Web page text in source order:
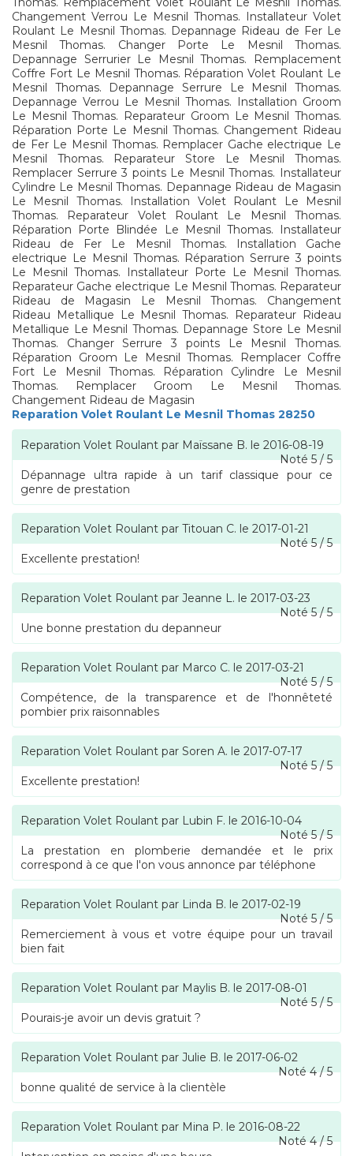
Changement Verrou Le Mesnil Thomas. Installateur Volet
Roulant Le Mesnil Thomas. Depannage Rideau de Fer Le
Mesnil Thomas. Changer Porte Le Mesnil Thomas.
Depannage Serrurier Le Mesnil Thomas. Remplacement
Coffre Fort Le Mesnil Thomas. Réparation Volet Roulant Le
Mesnil Thomas. Depannage Serrure Le Mesnil Thomas.
Depannage Verrou Le Mesnil Thomas. Installation Groom
Le Mesnil Thomas. Reparateur Groom Le Mesnil Thomas.
Réparation Porte Le Mesnil Thomas. Changement Rideau
de Fer Le Mesnil Thomas. Remplacer Gache electrique Le
Mesnil Thomas. Reparateur Store Le Mesnil Thomas.
Remplacer Serrure 3 points Le Mesnil Thomas. Installateur
Cylindre Le Mesnil Thomas. Depannage Rideau de Magasin
Le Mesnil Thomas. Installation Volet Roulant Le Mesnil
Thomas. Reparateur Volet Roulant Le Mesnil Thomas.
Réparation Porte Blindée Le Mesnil Thomas. Installateur
Rideau de Fer Le Mesnil Thomas. Installation Gache
electrique Le Mesnil Thomas. Réparation Serrure 3 points
Le Mesnil Thomas. Installateur Porte Le Mesnil Thomas.
Reparateur Gache electrique Le Mesnil Thomas. Reparateur
Rideau de Magasin Le Mesnil Thomas. Changement
Rideau Metallique Le Mesnil Thomas. Reparateur Rideau
Metallique Le Mesnil Thomas. Depannage Store Le Mesnil
Thomas. Changer Serrure 3 points Le Mesnil Thomas.
Réparation Groom Le Mesnil Thomas. Remplacer Coffre
Fort Le Mesnil Thomas. Réparation Cylindre Le Mesnil
Thomas. Remplacer Groom Le Mesnil Thomas.
Changement Rideau de Magasin
Reparation Volet Roulant Le Mesnil Thomas 28250
Reparation Volet Roulant par Maïssane B. le 2016-08-19
Noté5/5
Dépannage ultra rapide à un tarif classique pour ce
genre de prestation
Reparation Volet Roulant par Titouan C. le 2017-01-21
Noté5/5
Excellente prestation!
Reparation Volet Roulant par Jeanne L. le 2017-03-23
Noté5/5
Une bonne prestation du depanneur
Reparation Volet Roulant par Marco C. le 2017-03-21
Noté5/5
Compétence, de la transparence et de l'honnêteté
pombier prix raisonnables
Reparation Volet Roulant par Soren A. le 2017-07-17
Noté5/5
Excellente prestation!
Reparation Volet Roulant par Lubin F. le 2016-10-04
Noté5/5
La prestation en plomberie demandée et le prix
correspond à ce que l'on vous annonce par téléphone
Reparation Volet Roulant par Linda B. le 2017-02-19
Noté5/5
Remerciement à vous et votre équipe pour un travail
bien fait
Reparation Volet Roulant par Maylis B. le 2017-08-01
Noté5/5
Pourais-je avoir un devis gratuit ?
Reparation Volet Roulant par Julie B. le 2017-06-02
Noté4/5
bonne qualité de service à la clientèle
Reparation Volet Roulant par Mina P. le 2016-08-22
Noté4/5